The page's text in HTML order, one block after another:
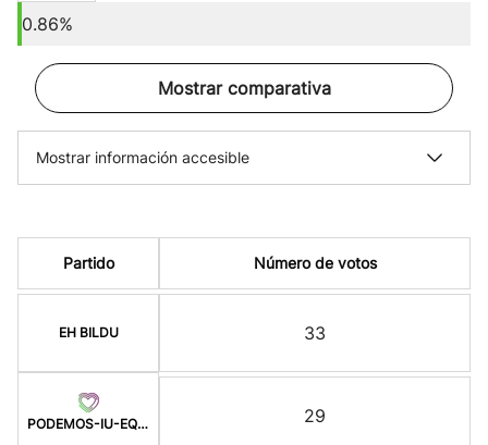
0.86%
Mostrar comparativa
Mostrar información accesible
Partido
EH BILDU
PODEMOS-IU-EQUO-BATZ
Número de votos
33
29